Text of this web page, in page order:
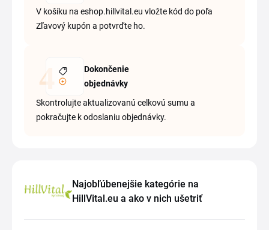
V košíku na eshop.hillvital.eu vložte kód do poľa
Zľavový kupón a potvrďte ho.
Dokončenie
objednávky
Skontrolujte aktualizovanú celkovú sumu a
pokračujte k odoslaniu objednávky.
Najobľúbenejšie kategórie na
HillVital.eu a ako v nich ušetriť